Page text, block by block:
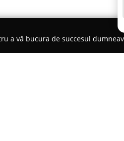
a vă bucura de succesul